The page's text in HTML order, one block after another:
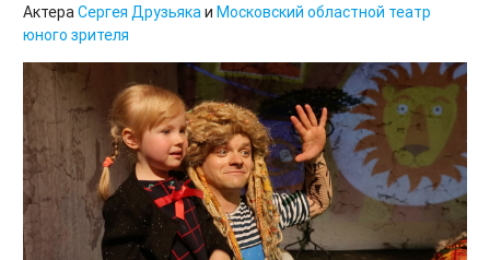
АктераСергея Друзьякаи Московский областной театр
юного зрителя